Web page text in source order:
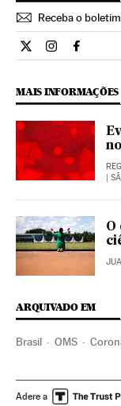
Receba o
Internacional El
MAIS INFORMAÇÕES
|
O
ARQUIVADO EM
Brasil OMS
Doenças infecciosas
Adere a